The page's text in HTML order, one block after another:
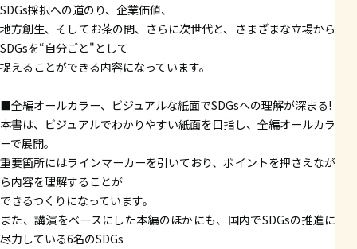
SDGs採択への道のり、企業価値、
地方創生、そしてお茶の間、さらに次世代と、さまざまな立場から
SDGsを“自分ごと"として
捉えることができる内容になっています。
■全編オールカラー、ビジュアルな紙面でSDGsへの理解が深まる!
本書は、ビジュアルでわかりやすい紙面を目指し、全編オールカラ
ーで展開。
重要箇所にはラインマーカーを引いており、ポイントを押さえなが
ら内容を理解することが
できるつくりになっています。
また、講演をベースにした本編のほかにも、国内でSDGsの推進に
尽力している6名のSDGs